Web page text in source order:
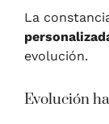
La
evolución.
Evolución